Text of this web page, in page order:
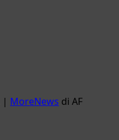
| MoreNews di AF